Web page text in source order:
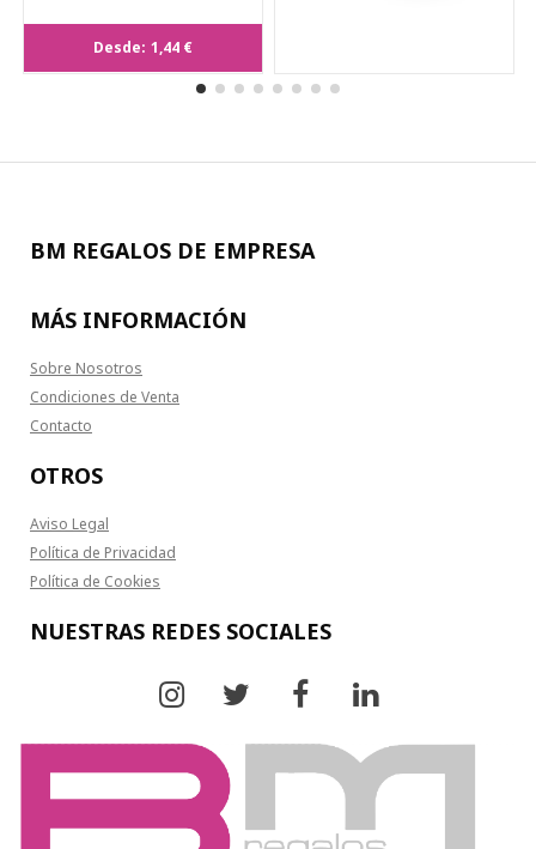
Dominó Kelpet
Desde: 1,44 €
BM REGALOS DE EMPRESA
MÁS INFORMACIÓN
Sobre Nosotros
Condiciones de Venta
Contacto
OTROS
Aviso Legal
Política de Privacidad
Política de Cookies
NUESTRAS REDES SOCIALES